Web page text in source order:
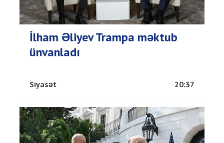
İlham Əliyev Trampa məktub
ünvanladı
Siyasət 20:37